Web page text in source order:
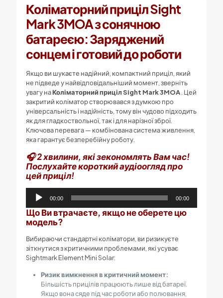
Коліматорний приціл Sight
Mark 3MOA з сонячною
батареєю: Заряджений
сонцем і готовий до роботи
Якщо ви шукаєте надійний, компактний приціл, який
не підведе у найвідповідальніший момент, зверніть
увагу наКоліматорний приціл Sight Mark 3MOA . Цей
закритий коліматор створювався з думкою про
універсальність і надійність, тому він чудово підходить
як для гладкоствольної, так і для нарізної зброї.
Ключова перевага — комбінована система живлення,
яка гарантує безперебійну роботу.
🎧 2 хвилини, які зекономлять Вам час!
Послухайте короткий аудіоогляд про
цей приціл!
Аудіопрогравач
00:00 00:00
Що Ви втрачаєте, якщо не оберете цю
модель?
Вибираючи стандартні коліматори, ви ризикуєте
зіткнутися з критичними проблемами, які усуває
Sightmark Element Mini Solar:
Ризик вимкнення в критичний момент:
Більшість прицілів працюють лише від батареї.
Якщо вона сяде під час роботи або полювання,